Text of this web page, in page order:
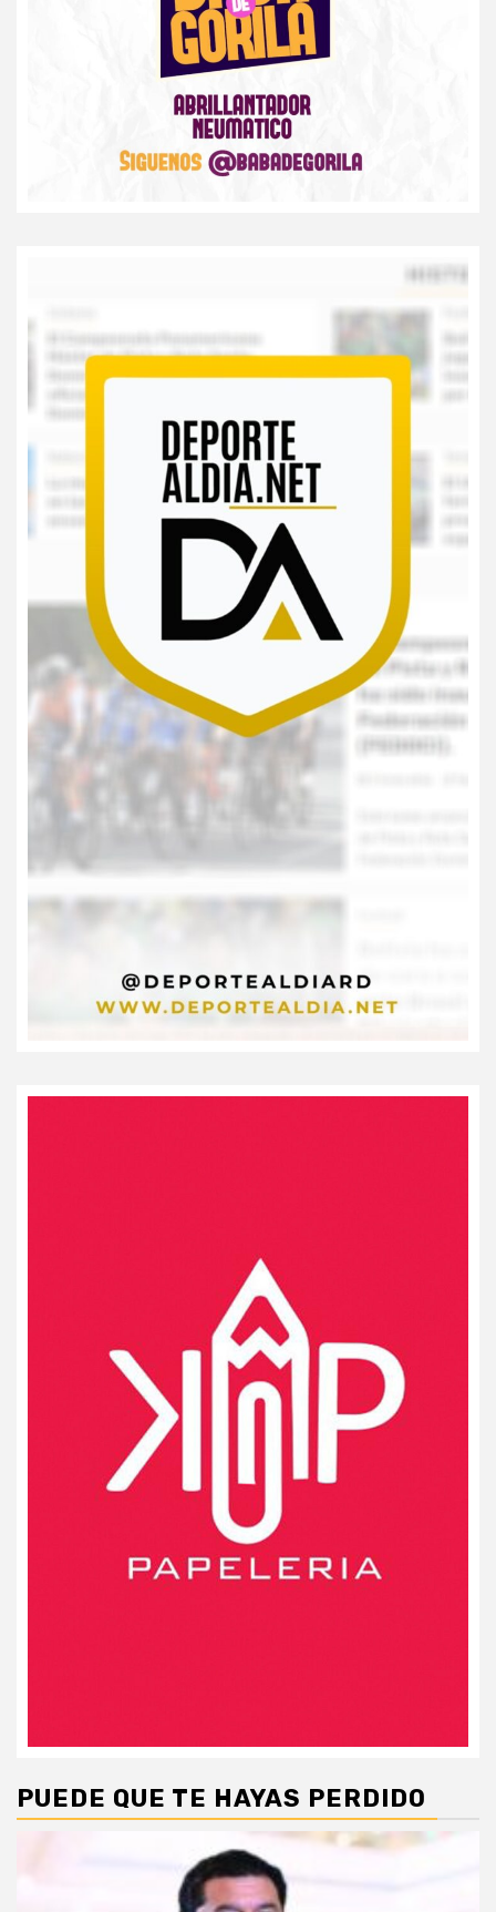
PUEDE QUE TE HAYAS PERDIDO